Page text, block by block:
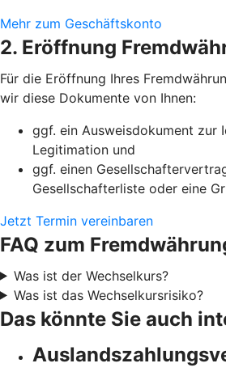
Mehr zum Geschäftskonto
2. Eröffnung
Für die Eröffnung Ihres
wir diese Dokumente von Ihnen:
ggf. ein Ausweisdokument zur
Legitimation und
ggf. einen
Gesellschafterliste oder eine
Jetzt Termin vereinbaren
FAQ zum
Was ist der Wechselkurs?
Was ist das Wechselkursrisiko?
Das könnte Sie auch